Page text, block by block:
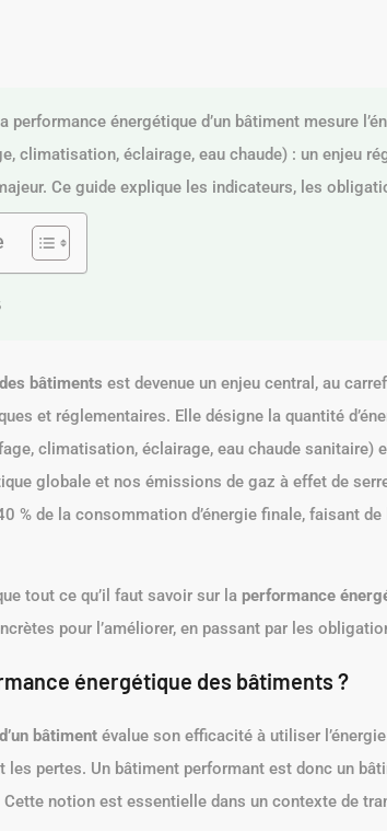
performance énergétique d’un bâtiment mesure
climatisation, éclairage, eau chaude) : un enjeu
Ce guide explique les indicateurs, les
des bâtiments est devenue un enjeu central, au
et réglementaires. Elle désigne la quantité
climatisation, éclairage, eau chaude sanitaire)
globale et nos émissions de gaz à effet de
% de la consommation d’énergie finale, faisant
tout ce qu’il faut savoir sur la performance
pour l’améliorer, en passant par les
énergétique des bâtiments ?
bâtiment évalue son efficacité à utiliser
pertes. Un bâtiment performant est donc un
notion est essentielle dans un contexte de